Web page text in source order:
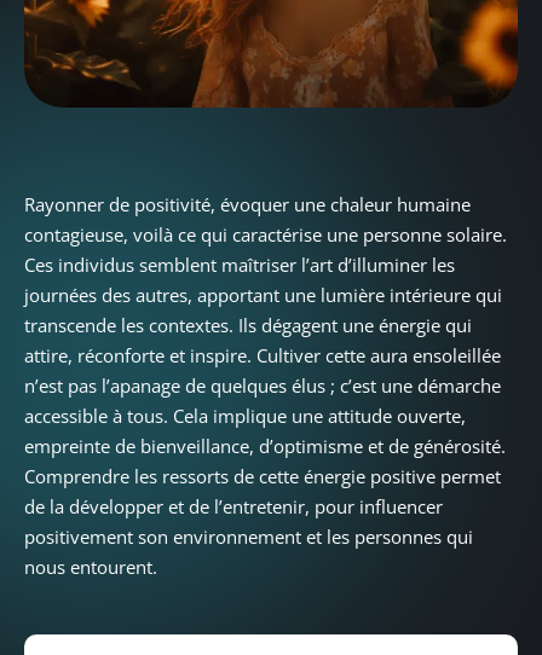
Rayonner de positivité, évoquer une chaleur humaine
contagieuse, voilà ce qui caractérise une personne solaire.
Ces individus semblent maîtriser l’art d’illuminer les
journées des autres, apportant une lumière intérieure qui
transcende les contextes. Ils dégagent une énergie qui
attire, réconforte et inspire. Cultiver cette aura ensoleillée
n’est pas l’apanage de quelques élus ; c’est une démarche
accessible à tous. Cela implique une attitude ouverte,
empreinte de bienveillance, d’optimisme et de générosité.
Comprendre les ressorts de cette énergie positive permet
de la développer et de l’entretenir, pour influencer
positivement son environnement et les personnes qui
nous entourent.